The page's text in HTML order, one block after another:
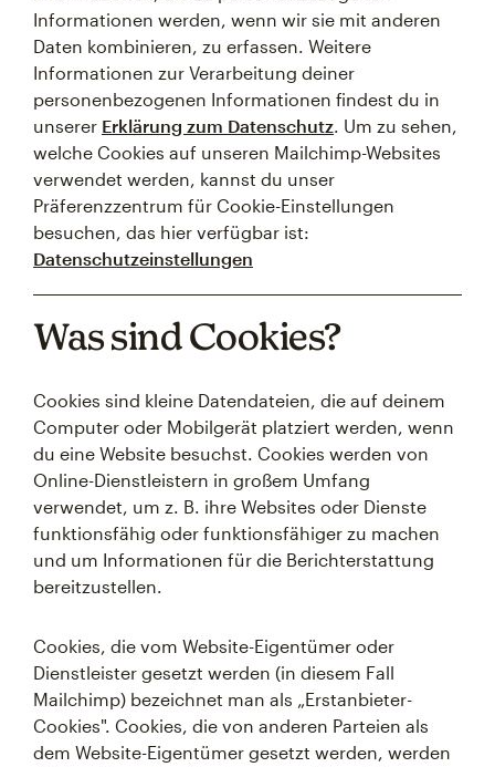
Informationen werden, wenn wir sie mit anderen
Daten kombinieren, zu erfassen. Weitere
Informationen zur Verarbeitung deiner
personenbezogenen Informationen findest du in
unserer Erklärung zum Datenschutz. Um zu sehen,
welche Cookies auf unseren Mailchimp-Websites
verwendet werden, kannst du unser
Präferenzzentrum für Cookie-Einstellungen
besuchen, das hier verfügbar ist:
Datenschutzeinstellungen
Was sind Cookies?
Cookies sind kleine Datendateien, die auf deinem
Computer oder Mobilgerät platziert werden, wenn
du eine Website besuchst. Cookies werden von
Online-Dienstleistern in großem Umfang
verwendet, um z. B. ihre Websites oder Dienste
funktionsfähig oder funktionsfähiger zu machen
und um Informationen für die Berichterstattung
bereitzustellen.
Cookies, die vom Website-Eigentümer oder
Dienstleister gesetzt werden (in diesem Fall
Mailchimp) bezeichnet man als „Erstanbieter-
Cookies". Cookies, die von anderen Parteien als
dem Website-Eigentümer gesetzt werden, werden